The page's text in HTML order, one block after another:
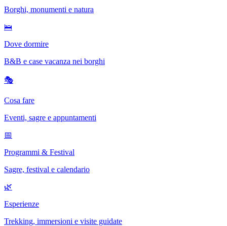
Borghi, monumenti e natura
🛌
Dove dormire
B&B e case vacanza nei borghi
🎭
Cosa fare
Eventi, sagre e appuntamenti
📅
Programmi & Festival
Sagre, festival e calendario
🌿
Esperienze
Trekking, immersioni e visite guidate